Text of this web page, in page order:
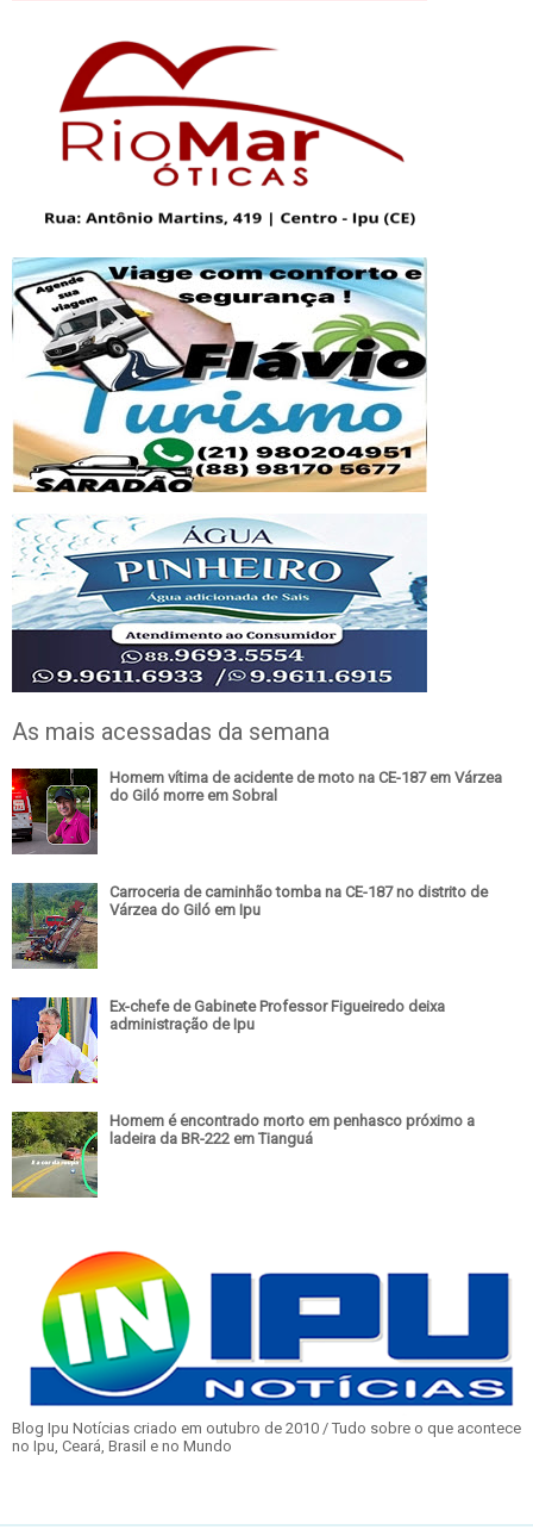
As mais acessadas da semana
Homem vítima de acidente de moto na CE-187 em Várzea
do Giló morre em Sobral
Carroceria de caminhão tomba na CE-187 no distrito de
Várzea do Giló em Ipu
Ex-chefe de Gabinete Professor Figueiredo deixa
administração de Ipu
Homem é encontrado morto em penhasco próximo a
ladeira da BR-222 em Tianguá
Blog Ipu Notícias criado em outubro de 2010 / Tudo sobre o que acontece
no Ipu, Ceará, Brasil e no Mundo